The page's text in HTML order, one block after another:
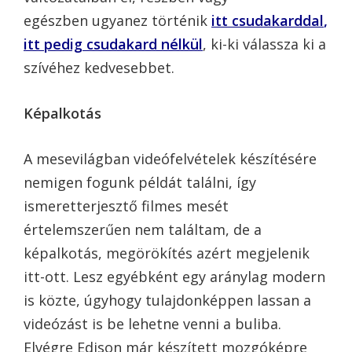
egészben ugyanez történik itt csudakarddal,
itt pedig csudakard nélkül, ki-ki válassza ki a
szívéhez kedvesebbet.
Képalkotás
A mesevilágban videófelvételek készítésére
nemigen fogunk példát találni, így
ismeretterjesztő filmes mesét
értelemszerűen nem találtam, de a
képalkotás, megörökítés azért megjelenik
itt-ott. Lesz egyébként egy aránylag modern
is közte, úgyhogy tulajdonképpen lassan a
videózást is be lehetne venni a buliba.
Elvégre Edison már készített mozgóképre